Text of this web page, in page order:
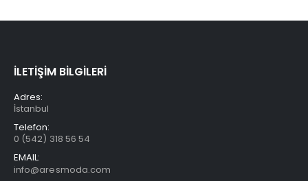
İLETİŞİM BİLGİLERİ
Adres:
İstanbul
Telefon:
0 (542) 318 56 54
EMAIL:
info@aresmoda.com